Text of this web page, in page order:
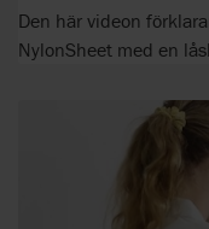
Den här videon
NylonSheet med en